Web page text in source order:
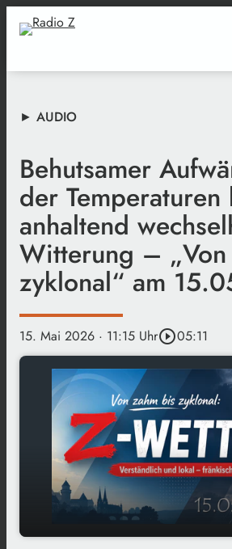
► AUDIO
Behutsamer
der Temperaturen
anhaltend
Witterung –
zyklonal“ am
15. Mai 2026 · 11:15 Uhrplay_circle_outline05:11